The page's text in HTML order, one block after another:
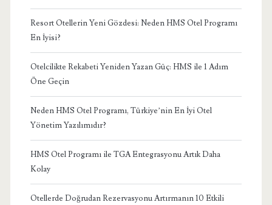
Resort Otellerin Yeni Gözdesi: Neden HMS Otel Programı
En İyisi?
Otelcilikte Rekabeti Yeniden Yazan Güç: HMS ile 1 Adım
Öne Geçin
Neden HMS Otel Programı, Türkiye’nin En İyi Otel
Yönetim Yazılımıdır?
HMS Otel Programı ile TGA Entegrasyonu Artık Daha
Kolay
Otellerde Doğrudan Rezervasyonu Artırmanın 10 Etkili